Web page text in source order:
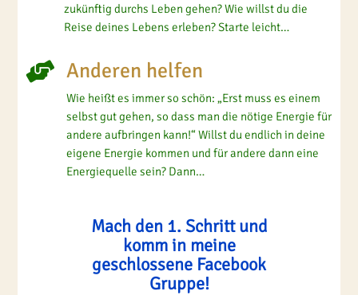
zukünftig durchs Leben gehen? Wie willst du die
Reise deines Lebens erleben? Starte leicht…
 Anderen helfen
Wie heißt es immer so schön: „Erst muss es einem
selbst gut gehen, so dass man die nötige Energie für
andere aufbringen kann!“ Willst du endlich in deine
eigene Energie kommen und für andere dann eine
Energiequelle sein? Dann…
Mach den 1. Schritt und
komm in meine
geschlossene Facebook
Gruppe!